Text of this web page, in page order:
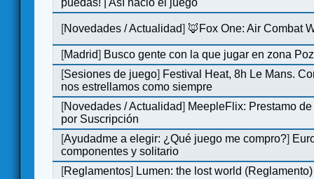
puedas! | Así nació el juego
[Novedades / Actualidad] 🦊Fox One: Air Combat
[Madrid] Busco gente con la que jugar en zona
[Sesiones de juego] Festival Heat, 8h Le Mans.
nos estrellamos como siempre
[Novedades / Actualidad] MeepleFlix: Prestamo
por Suscripción
[Ayudadme a elegir: ¿Qué juego me compro?]
componentes y solitario
[Reglamentos] Lumen: the lost world (Reglamento)